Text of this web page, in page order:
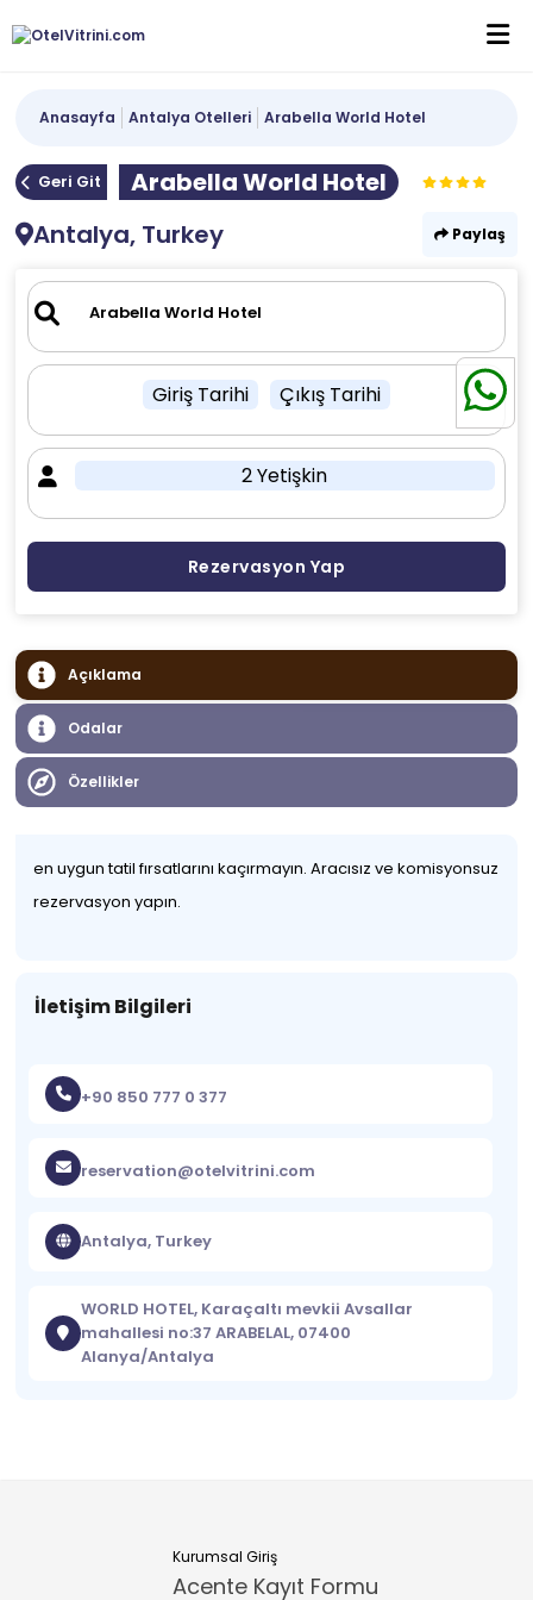
Anasayfa Antalya Otelleri Arabella World Hotel
Geri Git
Arabella World Hotel
Antalya, Turkey
Paylaş
Giriş Tarihi Çıkış Tarihi
2 Yetişkin
Rezervasyon Yap
Açıklama
Odalar
Özellikler
en uygun tatil fırsatlarını kaçırmayın. Aracısız ve komisyonsuz
rezervasyon yapın.
İletişim Bilgileri
+90 850 777 0 377
reservation@otelvitrini.com
Antalya, Turkey
WORLD HOTEL, Karaçaltı mevkii Avsallar
mahallesi no:37 ARABELAL, 07400
Alanya/Antalya
Kurumsal Giriş
Acente Kayıt Formu